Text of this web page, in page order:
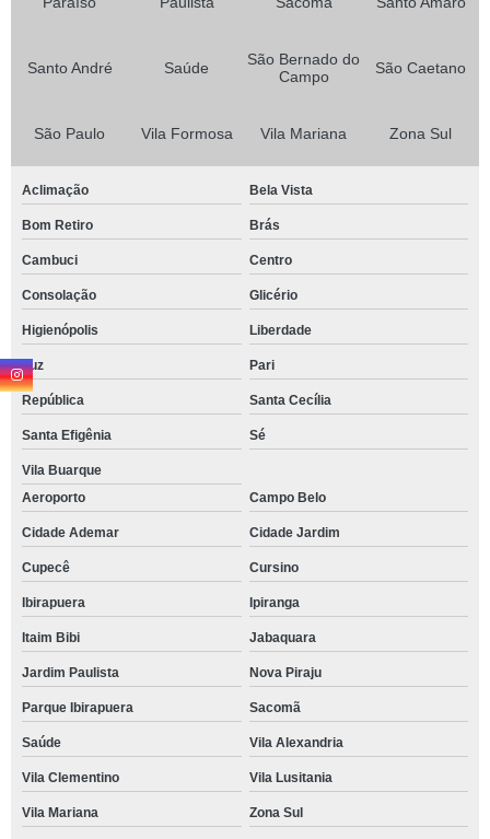
Santo André Saúde
São Bernado do
Campo
São Caetano
São Paulo Vila Formosa Vila Mariana Zona Sul
Aclimação Bela Vista
Bom Retiro Brás
Cambuci Centro
Consolação Glicério
Higienópolis Liberdade
Luz Pari
República Santa Cecília
Santa Efigênia Sé
Vila Buarque
Aeroporto
Campo Belo
Cidade Ademar Cidade Jardim
Cupecê Cursino
Ibirapuera Ipiranga
Itaim Bibi Jabaquara
Jardim Paulista Nova Piraju
Parque Ibirapuera Sacomã
Saúde Vila Alexandria
Vila Clementino Vila Lusitania
Vila Mariana Zona Sul